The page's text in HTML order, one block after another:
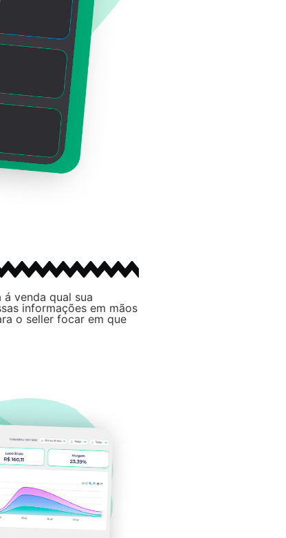
venda qual sua
informações em mãos
o seller focar em que